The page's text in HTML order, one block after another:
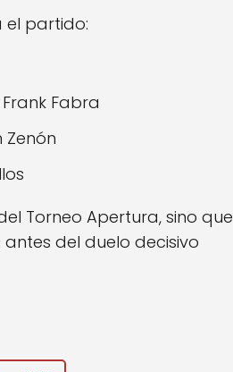
el partido:
Fabra
Zenón
Torneo Apertura, sino que
del duelo decisivo